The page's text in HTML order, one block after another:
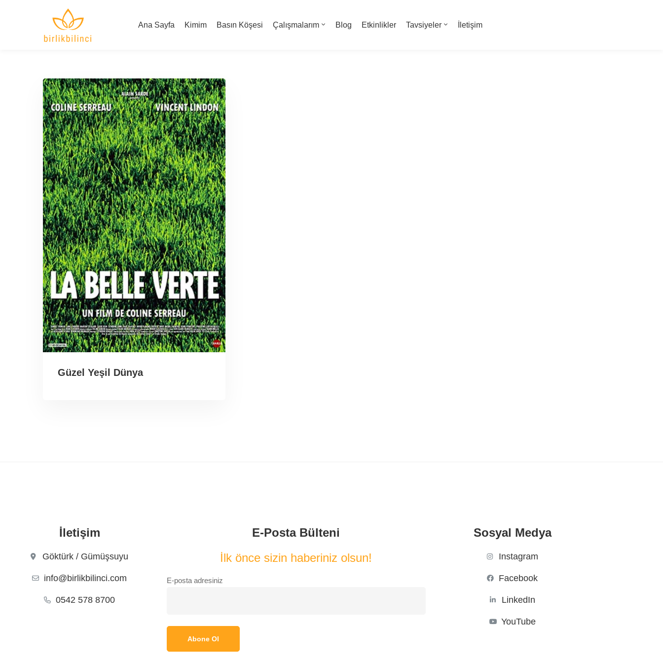
Ana Sayfa Kimim Basın Köşesi Çalışmalarım Blog Etkinlikler Tavsiyeler İletişim
Güzel Yeşil Dünya
İletişim
Göktürk / Gümüşsuyu
info@birlikbilinci.com
0542 578 8700
E-Posta Bülteni
İlk önce sizin haberiniz olsun!
E-posta adresiniz
Sosyal Medya
Instagram
Facebook
LinkedIn
YouTube